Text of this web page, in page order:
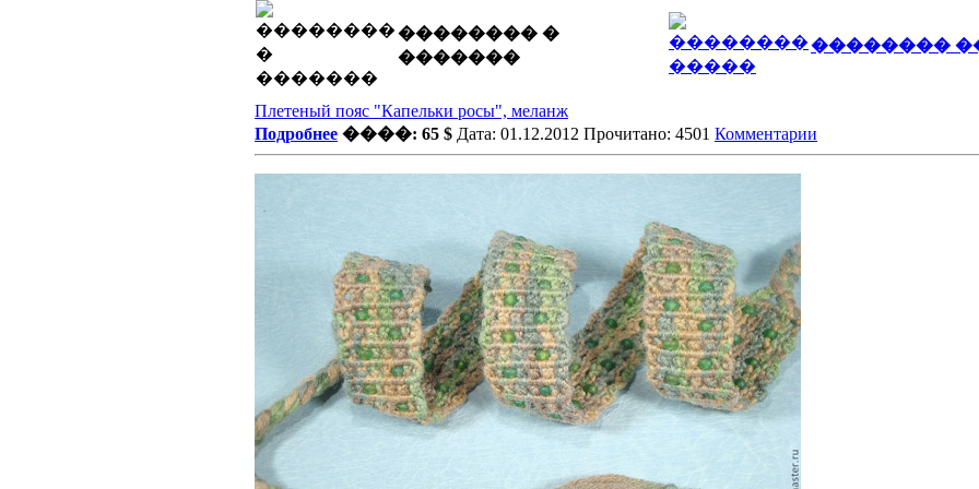
�������� �
�������
��������
Плетеный пояс "Капельки росы", меланж
Подробнее ����: 65 $ Дата: 01.12.2012 Прочитано: 4501 Комментарии